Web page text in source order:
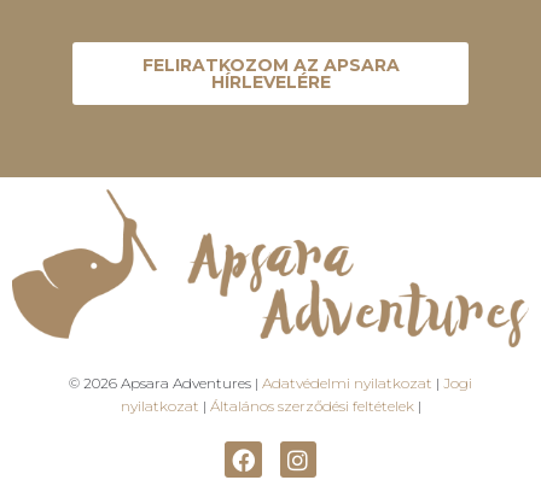
FELIRATKOZOM AZ APSARA
HÍRLEVELÉRE
© 2026 Apsara Adventures | Adatvédelmi nyilatkozat | Jogi
nyilatkozat | Általános szerződési feltételek |